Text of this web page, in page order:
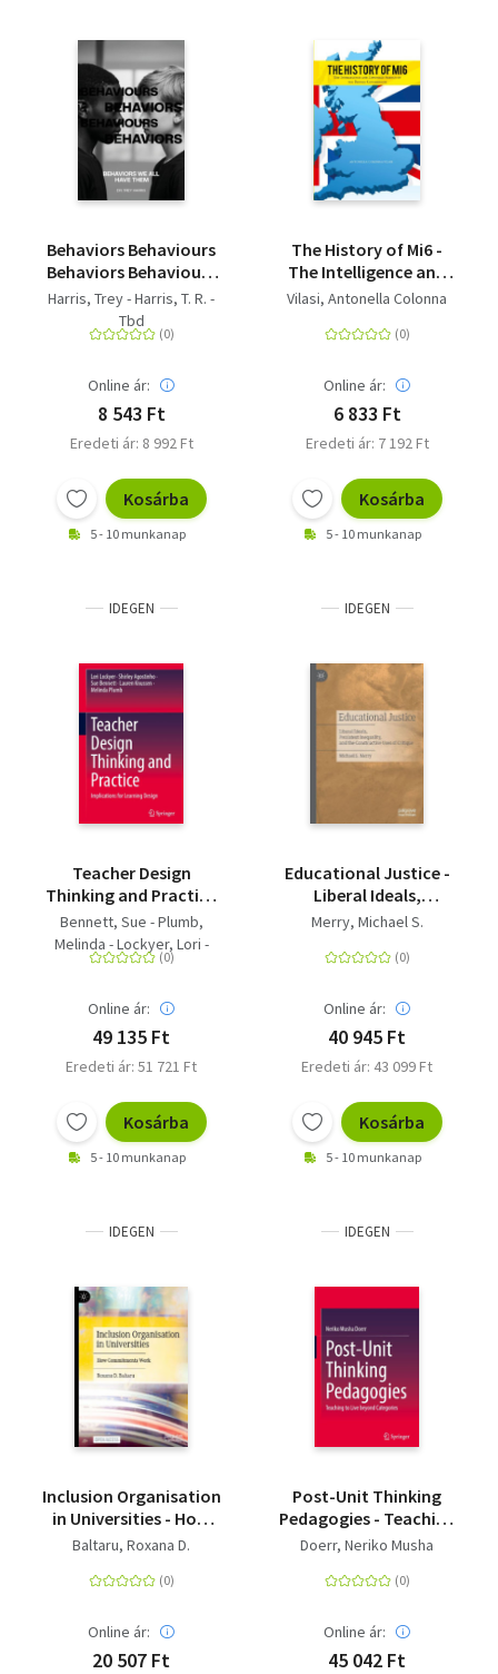
Behaviors Behaviours
Behaviors Behaviours
(We All Have Them)
Harris, Trey - Harris, T. R. -
Tbd
Online ár:
8 543 Ft
Eredeti ár: 8 992 Ft
Kosárba
5 - 10 munkanap
The History of Mi6 -
The Intelligence and
Espionage Agency of
Government
Vilasi, Antonella Colonna
Online ár:
6 833 Ft
Eredeti ár: 7 192 Ft
Kosárba
5 - 10 munkanap
IDEGEN
Teacher Design
Thinking and Practice
- Implications for
Learning Design
Bennett, Sue - Plumb,
Melinda - Lockyer, Lori -
Knussen, Lauren -
Online ár:
49 135 Ft
Eredeti ár: 51 721 Ft
Kosárba
5 - 10 munkanap
IDEGEN
Educational Justice -
Liberal Ideals,
Persistent Inequality,
Uses of Critique
Merry, Michael S.
Online ár:
40 945 Ft
Eredeti ár: 43 099 Ft
Kosárba
5 - 10 munkanap
IDEGEN
Inclusion Organisation
in Universities - How
Commitments Work
Baltaru, Roxana D.
Online ár:
20 507 Ft
IDEGEN
Post-Unit Thinking
Pedagogies - Teaching
to Live beyond
Doerr, Neriko Musha
Online ár:
45 042 Ft